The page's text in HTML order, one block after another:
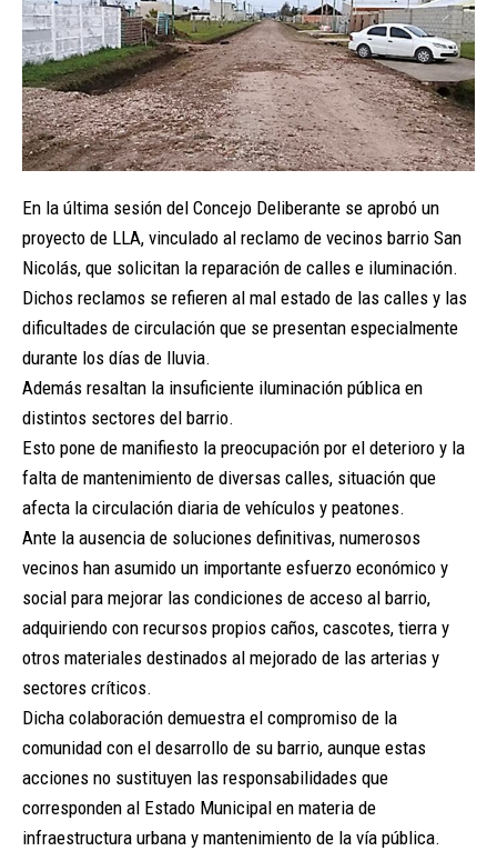
En la última sesión del Concejo Deliberante se aprobó un
proyecto de LLA, vinculado al reclamo de vecinos barrio San
Nicolás, que solicitan la reparación de calles e iluminación.
Dichos reclamos se refieren al mal estado de las calles y las
dificultades de circulación que se presentan especialmente
durante los días de lluvia.
Además resaltan la insuficiente iluminación pública en
distintos sectores del barrio.
Esto pone de manifiesto la preocupación por el deterioro y la
falta de mantenimiento de diversas calles, situación que
afecta la circulación diaria de vehículos y peatones.
Ante la ausencia de soluciones definitivas, numerosos
vecinos han asumido un importante esfuerzo económico y
social para mejorar las condiciones de acceso al barrio,
adquiriendo con recursos propios caños, cascotes, tierra y
otros materiales destinados al mejorado de las arterias y
sectores críticos.
Dicha colaboración demuestra el compromiso de la
comunidad con el desarrollo de su barrio, aunque estas
acciones no sustituyen las responsabilidades que
corresponden al Estado Municipal en materia de
infraestructura urbana y mantenimiento de la vía pública.